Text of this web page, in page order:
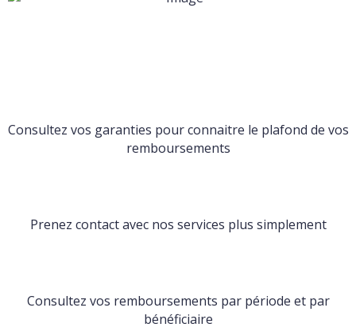
Consultez vos garanties pour connaitre le plafond de vos
remboursements
Prenez contact avec nos services plus simplement
Consultez vos remboursements par période et par
bénéficiaire